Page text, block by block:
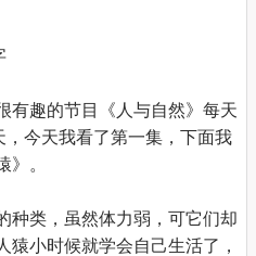
有趣的节目《人与自然》每天
今天我看了第一集，下面我
。
种类，虽然体力弱，可它们却
猿小时候就学会自己生活了，